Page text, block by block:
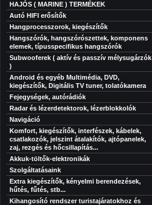
HAJÓS ( MARINE ) TERMÉKEK
Autó HIFI erősítők
Hangprocesszorok, kiegészítők
Hangszórók, hangszórószettek, komponens
elemek, típusspecifikus hangszórók
Subwooferek ( aktív és passzív mélysugárzók
)
Android és egyéb Multimédia, DVD,
kiegészítők, Digitális TV tuner, tolatókamera
Fejegységek, autórádiók
Radar és lézerdetektorok, lézerblokkolók
Navigáció
Komfort, kiegészítők, interfészek, kábelek,
csatlakozók, jelszint átalakítók, ajtópanelek,
zaj, rezgés és hőcsillapítás...
Akkuk-töltők-elektronikák
Szolgáltatásaink
Extra kiegészítők, kényelmi berendezések,
hűtés, fűtés, stb...
Kihangosító rendszer turistajáratokhoz és